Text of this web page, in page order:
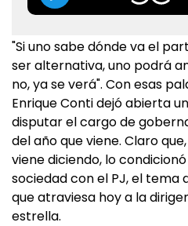
"Si uno sabe dónde va el
ser alternativa, uno podrá
no, ya se verá". Con esas
Enrique Conti dejó abierta
disputar el cargo de
del año que viene. Claro
viene diciendo, lo
sociedad con el PJ, el
que atraviesa hoy a la
estrella.